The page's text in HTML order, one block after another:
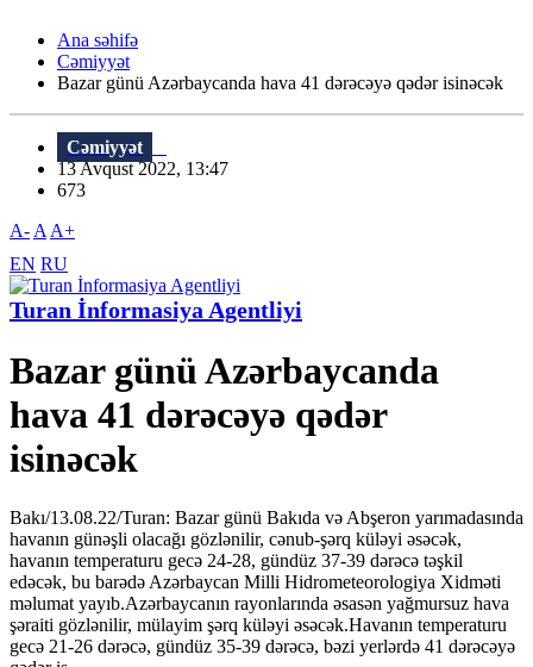
Ana səhifə
Cəmiyyət
Bazar günü Azərbaycanda hava 41 dərəcəyə qədər isinəcək
Cəmiyyət
13 Avqust 2022, 13:47
673
A- A A+
EN RU
Turan İnformasiya Agentliyi
Bazar günü Azərbaycanda
hava 41 dərəcəyə qədər
isinəcək
Bakı/13.08.22/Turan: Bazar günü Bakıda və Abşeron yarımadasında
havanın günəşli olacağı gözlənilir, cənub-şərq küləyi əsəcək,
havanın temperaturu gecə 24-28, gündüz 37-39 dərəcə təşkil
edəcək, bu barədə Azərbaycan Milli Hidrometeorologiya Xidməti
məlumat yayıb.Azərbaycanın rayonlarında əsasən yağmursuz hava
şəraiti gözlənilir, mülayim şərq küləyi əsəcək.Havanın temperaturu
gecə 21-26 dərəcə, gündüz 35-39 dərəcə, bəzi yerlərdə 41 dərəcəyə